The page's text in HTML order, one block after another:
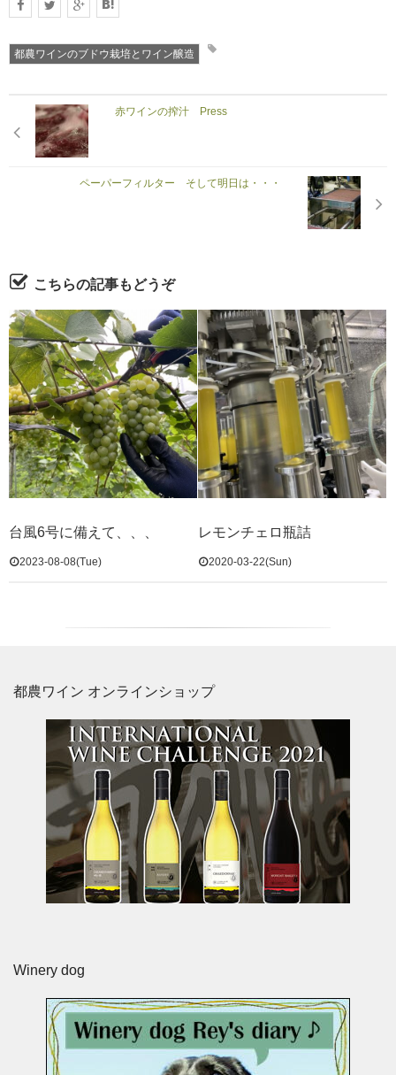
都農ワインのブドウ栽培とワイン醸造
赤ワインの搾汁 Press
ペーパーフィルター そして明日は・・・
こちらの記事もどうぞ
台風6号に備えて、、、
2023-08-08(Tue)
レモンチェロ瓶詰
2020-03-22(Sun)
都農ワイン オンラインショップ
Winery dog